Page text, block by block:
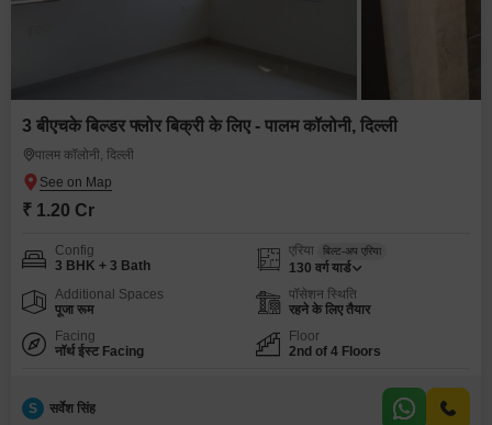
3 बीएचके बिल्डर फ्लोर बिक्री के लिए - पालम कॉलोनी, दिल्ली
पालम कॉलोनी, दिल्ली
₹ 1.20 Cr
Config
3 BHK + 3 Bath
एरिया बिल्ट-अप एरिया
130 वर्ग यार्ड
Additional Spaces
पूजा रूम
पॉसेशन स्थिति
रहने के लिए तैयार
Facing
नॉर्थ ईस्ट Facing
Floor
2nd of 4 Floors
S सर्वेश सिंह